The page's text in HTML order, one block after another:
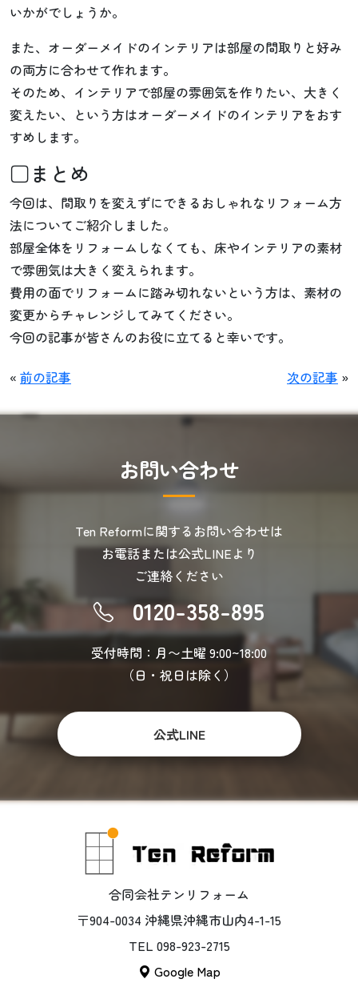
いかがでしょうか。
また、オーダーメイドのインテリアは部屋の間取りと好み
の両方に合わせて作れます。
そのため、インテリアで部屋の雰囲気を作りたい、大きく
変えたい、という方はオーダーメイドのインテリアをおす
すめします。
□まとめ
今回は、間取りを変えずにできるおしゃれなリフォーム方
法についてご紹介しました。
部屋全体をリフォームしなくても、床やインテリアの素材
で雰囲気は大きく変えられます。
費用の面でリフォームに踏み切れないという方は、素材の
変更からチャレンジしてみてください。
今回の記事が皆さんのお役に立てると幸いです。
« 前の記事 次の記事 »
お問い合わせ
Ten Reformに関するお問い合わせは
お電話または公式LINEより
ご連絡ください
0120-358-895
受付時間：月〜土曜 9:00~18:00
（日・祝日は除く）
公式LINE
合同会社テンリフォーム
〒904-0034 沖縄県沖縄市山内4-1-15
TEL 098-923-2715
Google Map